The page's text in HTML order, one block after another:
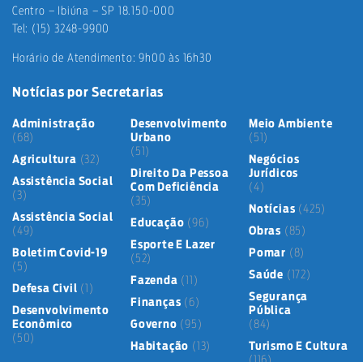
Centro – Ibiúna – SP 18.150-000
Tel: (15) 3248-9900
Horário de Atendimento: 9h00 às 16h30
Notícias por Secretarias
Administração
(68)
Agricultura (32)
Assistência Social
(3)
Assistência Social
(49)
Boletim Covid-19
(5)
Defesa Civil (1)
Desenvolvimento
Econômico
(50)
Desenvolvimento
Urbano
(51)
Direito Da Pessoa
Com Deficiência
(35)
Educação (96)
Esporte E Lazer
(52)
Fazenda (11)
Finanças (6)
Governo (95)
Habitação (13)
Meio Ambiente
(51)
Negócios
Jurídicos
(4)
Notícias (425)
Obras (85)
Pomar (8)
Saúde (172)
Segurança
Pública
(84)
Turismo E Cultura